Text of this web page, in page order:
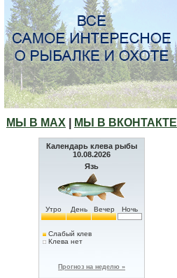
МЫ В МАХ МЫ В ВКОНТАКТЕ
Календарь клева рыбы
10.08.2026
Язь
Утро День Вечер Ночь
Слабый клев
Клева нет
Прогноз на неделю »